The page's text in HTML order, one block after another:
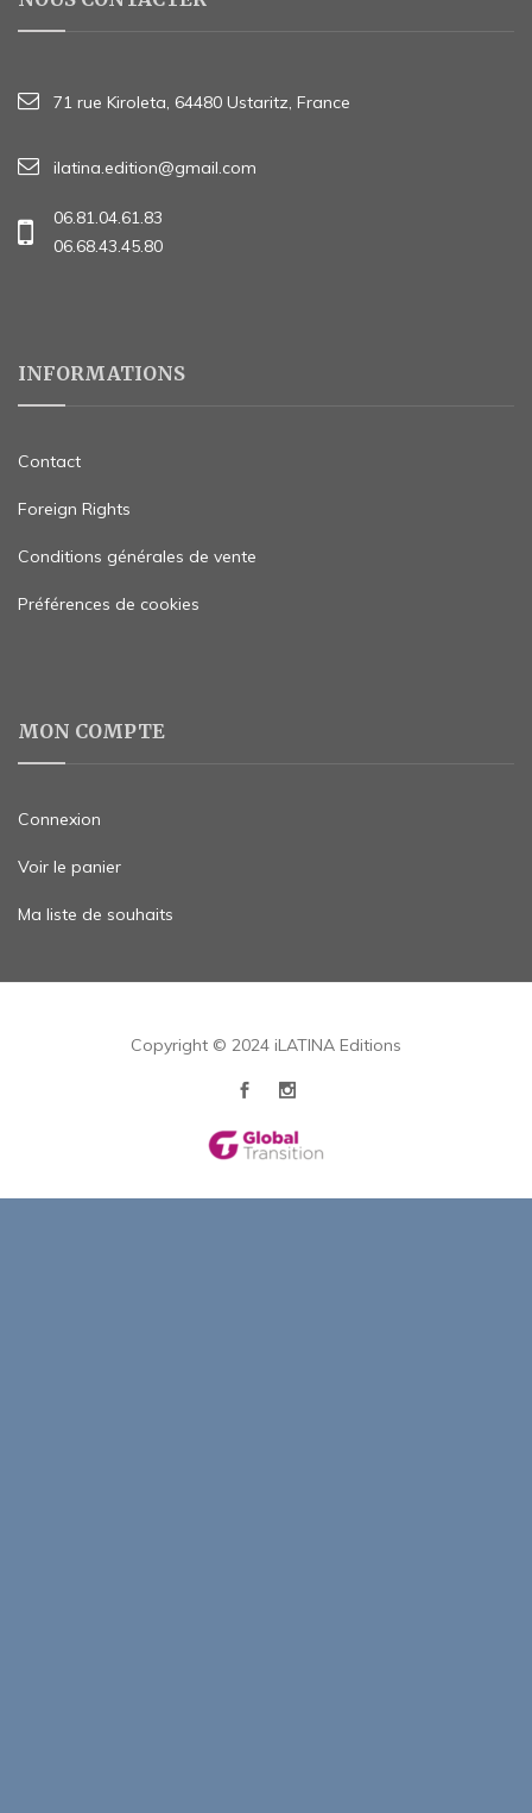
71 rue Kiroleta, 64480 Ustaritz, France
ilatina.edition@gmail.com
06.81.04.61.83
06.68.43.45.80
INFORMATIONS
Contact
Foreign Rights
Conditions générales de vente
Préférences de cookies
MON COMPTE
Connexion
Voir le panier
Ma liste de souhaits
Copyright © 2024 iLATINA Editions